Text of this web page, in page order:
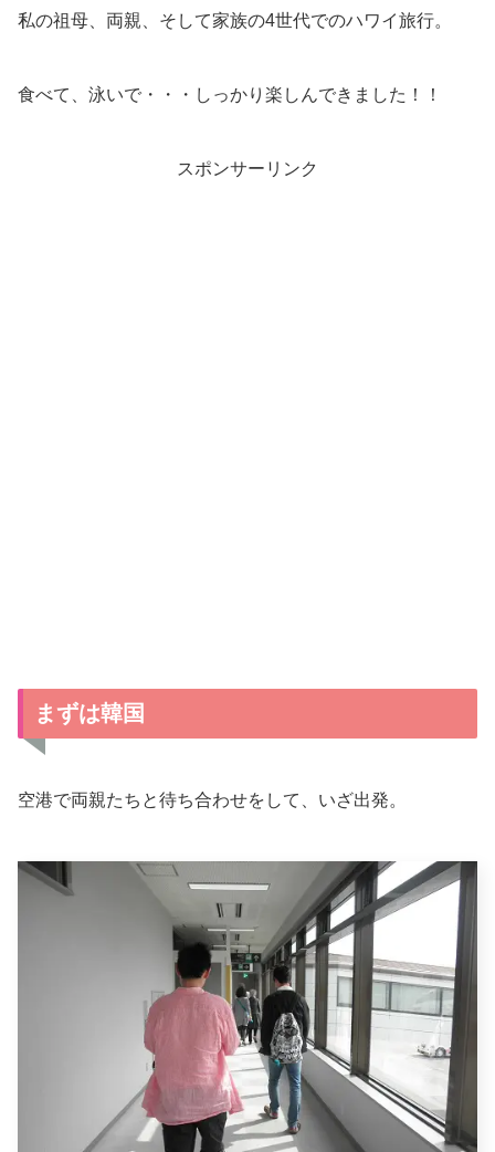
私の祖母、両親、そして家族の4世代でのハワイ旅行。
食べて、泳いで・・・しっかり楽しんできました！！
スポンサーリンク
まずは韓国
空港で両親たちと待ち合わせをして、いざ出発。